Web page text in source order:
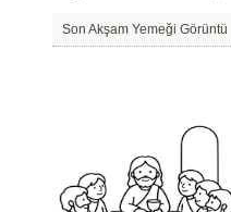
Son Akşam Yemeği Görüntü